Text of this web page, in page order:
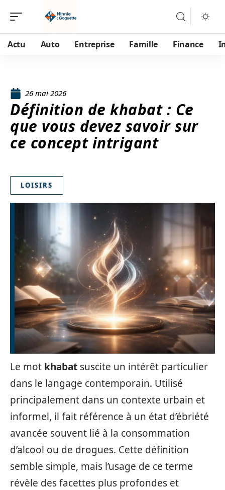
Actu Auto Entreprise Famille Finance
26 mai 2026
Définition de khabat : Ce
que vous devez savoir sur
ce concept intrigant
LOISIRS
Le mot khabat suscite un intérêt particulier
dans le langage contemporain. Utilisé
principalement dans un contexte urbain et
informel, il fait référence à un état d’ébriété
avancée souvent lié à la consommation
d’alcool ou de drogues. Cette définition
semble simple, mais l’usage de ce terme
révèle des facettes plus profondes et